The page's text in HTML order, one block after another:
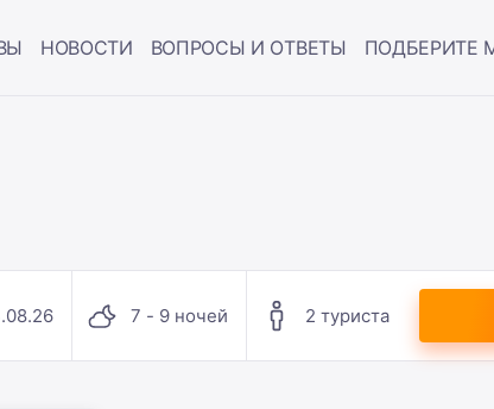
НОВОСТИ ВОПРОСЫ И ОТВЕТЫ ПОДБЕРИТЕ
7 - 9 ночей 2 туриста